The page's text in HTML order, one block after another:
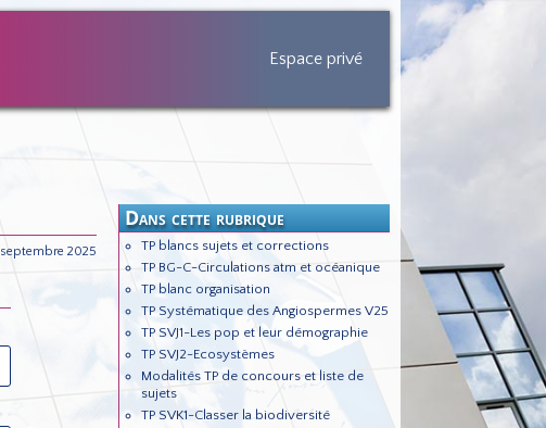
Espace privé
Dans cette rubrique
TP blancs sujets et corrections
TP BG-C-Circulations atm et océanique
TP blanc organisation
TP Systématique des Angiospermes V25
TP SVJ1-Les pop et leur démographie
TP SVJ2-Ecosystèmes
Modalités TP de concours et liste de
sujets
TP SVK1-Classer la biodiversité
2025